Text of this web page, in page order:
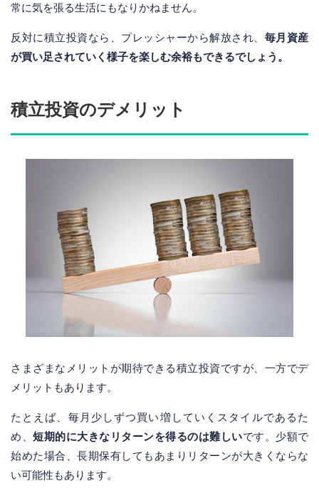
常に気を張る生活にもなりかねません。
反対に積立投資なら、プレッシャーから解放され、 毎月資産
が買い足されていく様子を楽しむ余裕もできるでしょう。
積立投資のデメリット
さまざまなメリットが期待できる積立投資ですが、一方でデ
メリットもあります。
たとえば、毎月少しずつ買い増していくスタイルであるた
め、 短期的に大きなリターンを得るのは難しいです。少額で
始めた場合、長期保有してもあまりリターンが大きくならな
い可能性もあります。